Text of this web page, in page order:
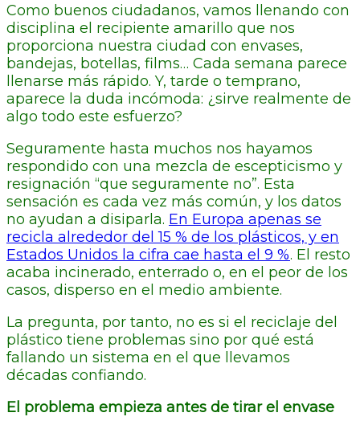
Como buenos ciudadanos, vamos llenando con
disciplina el recipiente amarillo que nos
proporciona nuestra ciudad con envases,
bandejas, botellas, films… Cada semana parece
llenarse más rápido. Y, tarde o temprano,
aparece la duda incómoda: ¿sirve realmente de
algo todo este esfuerzo?
Seguramente hasta muchos nos hayamos
respondido con una mezcla de escepticismo y
resignación “que seguramente no”. Esta
sensación es cada vez más común, y los datos
no ayudan a disiparla. En Europa apenas se
recicla alrededor del 15 % de los plásticos, y en
Estados Unidos la cifra cae hasta el 9 %. El resto
acaba incinerado, enterrado o, en el peor de los
casos, disperso en el medio ambiente.
La pregunta, por tanto, no es si el reciclaje del
plástico tiene problemas sino por qué está
fallando un sistema en el que llevamos
décadas confiando.
El problema empieza antes de tirar el envase